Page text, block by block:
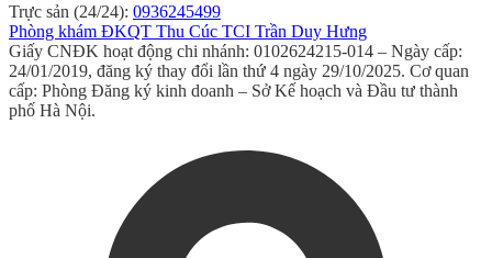
Trực sản (24/24): 0936245499
Phòng khám ĐKQT Thu Cúc TCI Trần Duy Hưng
Giấy CNĐK hoạt động chi nhánh: 0102624215-014 – Ngày cấp:
24/01/2019, đăng ký thay đổi lần thứ 4 ngày 29/10/2025. Cơ quan
cấp: Phòng Đăng ký kinh doanh – Sở Kế hoạch và Đầu tư thành
phố Hà Nội.